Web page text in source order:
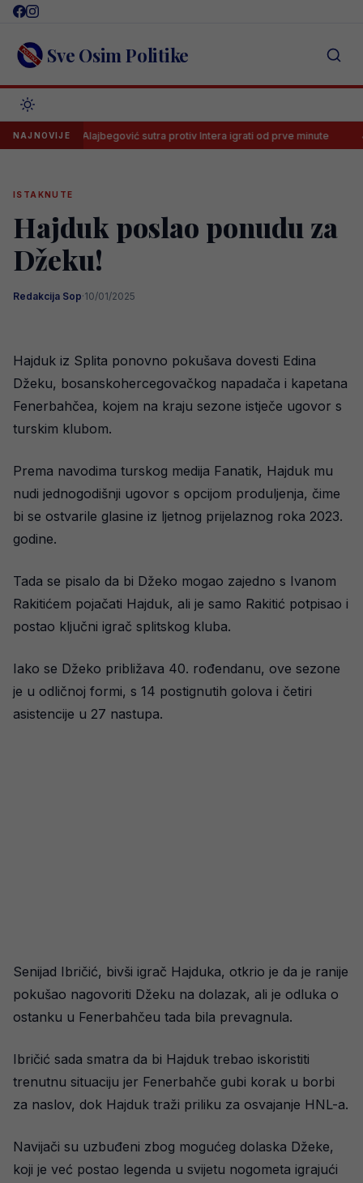
Skip
content Sve Osim Politike
NAJNOVIJE
li Alajbegović sutra protiv Intera igrati od prve minute Luka
ISTAKNUTE
Hajduk poslao ponudu za
Džeku!
Redakcija Sop·10/01/2025
Hajduk iz Splita ponovno pokušava dovesti Edina
Džeku, bosanskohercegovačkog napadača i kapetana
Fenerbahčea, kojem na kraju sezone istječe ugovor s
turskim klubom.
Prema navodima turskog medija Fanatik, Hajduk mu
nudi jednogodišnji ugovor s opcijom produljenja, čime
bi se ostvarile glasine iz ljetnog prijelaznog roka 2023.
godine.
Tada se pisalo da bi Džeko mogao zajedno s Ivanom
Rakitićem pojačati Hajduk, ali je samo Rakitić potpisao i
postao ključni igrač splitskog kluba.
Iako se Džeko približava 40. rođendanu, ove sezone
je u odličnoj formi, s 14 postignutih golova i četiri
asistencije u 27 nastupa.
Senijad Ibričić, bivši igrač Hajduka, otkrio je da je ranije
pokušao nagovoriti Džeku na dolazak, ali je odluka o
ostanku u Fenerbahčeu tada bila prevagnula.
Ibričić sada smatra da bi Hajduk trebao iskoristiti
trenutnu situaciju jer Fenerbahče gubi korak u borbi
za naslov, dok Hajduk traži priliku za osvajanje HNL-a.
Navijači su uzbuđeni zbog mogućeg dolaska Džeke,
koji je već postao legenda u svijetu nogometa igrajući